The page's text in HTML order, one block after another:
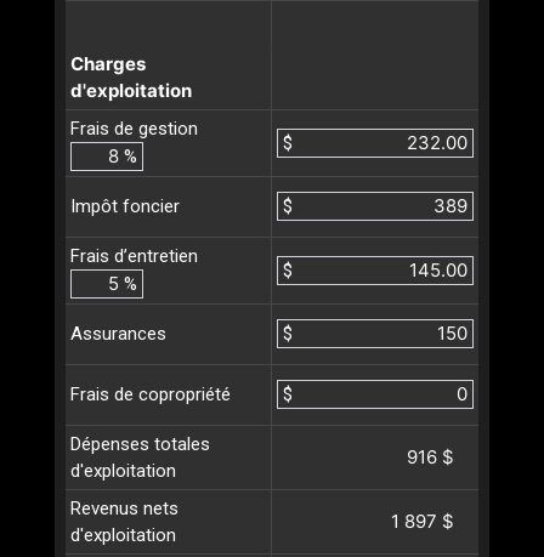
Charges
d'exploitation
Frais de gestion
%
$
Impôt foncier $
Frais d’entretien
%
$
Assurances $
Frais de copropriété $
Dépenses totales
d'exploitation
916 $
Revenus nets
d'exploitation
1 897 $